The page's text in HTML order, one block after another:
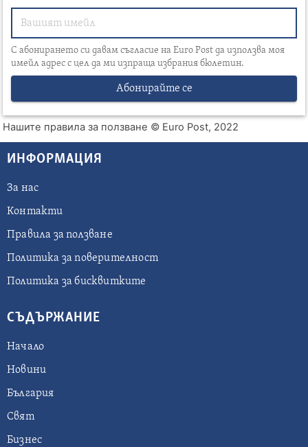
С абонирането си давам съгласие на Euro Post да използва моя
имейл адрес с цел да ми изпраща избрания бюлетин.
Абонирайте се
Нашите правила за ползване © Euro Post, 2022
ИНФОРМАЦИЯ
За нас
Контакти
Правила за ползване
Политика за поверителност
Политика за бисквитките
СЪДЪРЖАНИЕ
Начало
Новини
България
Свят
Бизнес